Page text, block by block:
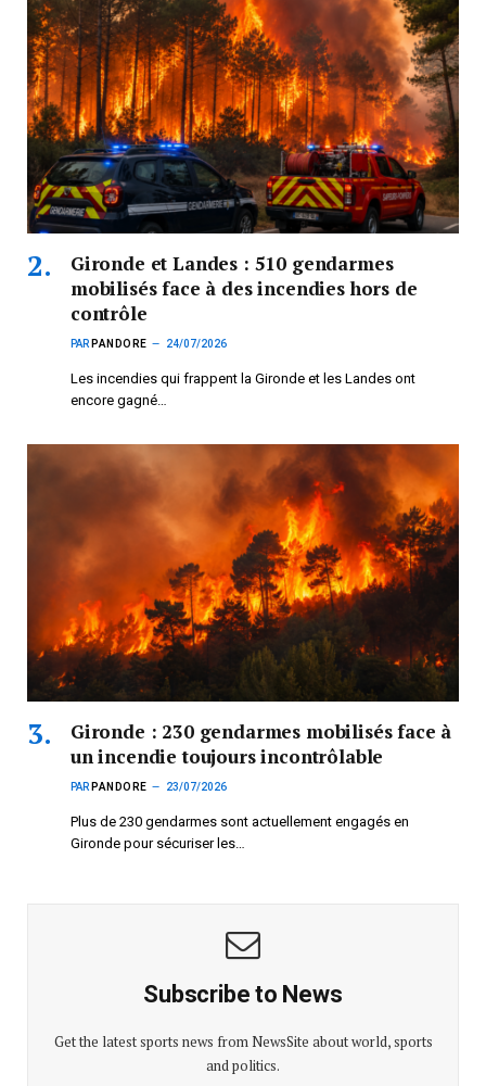
Gironde et Landes : 510 gendarmes
mobilisés face à des incendies hors de
contrôle
PAR PANDORE 24/07/2026
Les incendies qui frappent la Gironde et les Landes ont
encore gagné…
Gironde : 230 gendarmes mobilisés face à
un incendie toujours incontrôlable
PAR PANDORE 23/07/2026
Plus de 230 gendarmes sont actuellement engagés en
Gironde pour sécuriser les…
Subscribe to News
Get the latest sports news from NewsSite about world, sports
and politics.